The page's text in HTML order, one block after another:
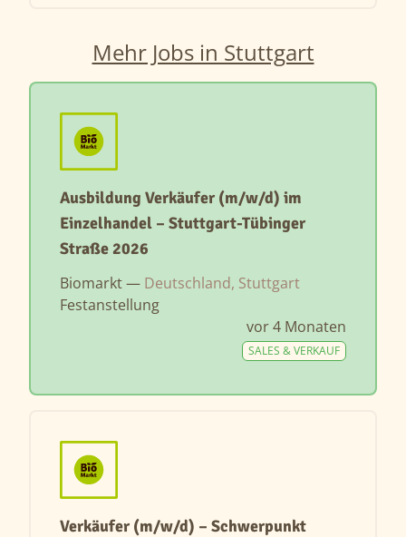
Mehr Jobs in Stuttgart
Ausbildung Verkäufer (m/w/d) im
Einzelhandel – Stuttgart-Tübinger
Straße 2026
Biomarkt — Deutschland, Stuttgart
Festanstellung
vor 4 Monaten
SALES & VERKAUF
Verkäufer (m/w/d) – Schwerpunkt